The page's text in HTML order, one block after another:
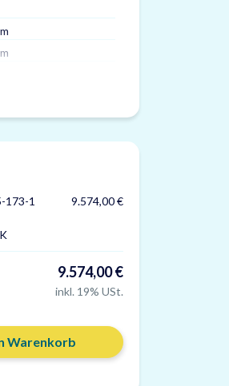
Material: Kunststoff, grau
173-1
9.574,00 €
9.574,00 €
inkl. 19% USt.
Warenkorb